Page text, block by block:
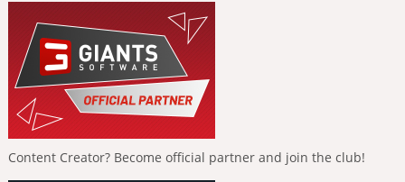
Content Creator? Become official partner and join the club!